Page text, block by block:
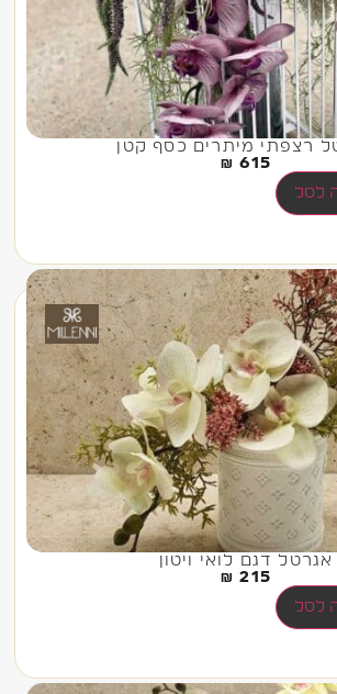
רצפתי מיתרים כסף קטן
615
₪
לסל
אגרטל דגם לואי ויטון
215
₪
לסל